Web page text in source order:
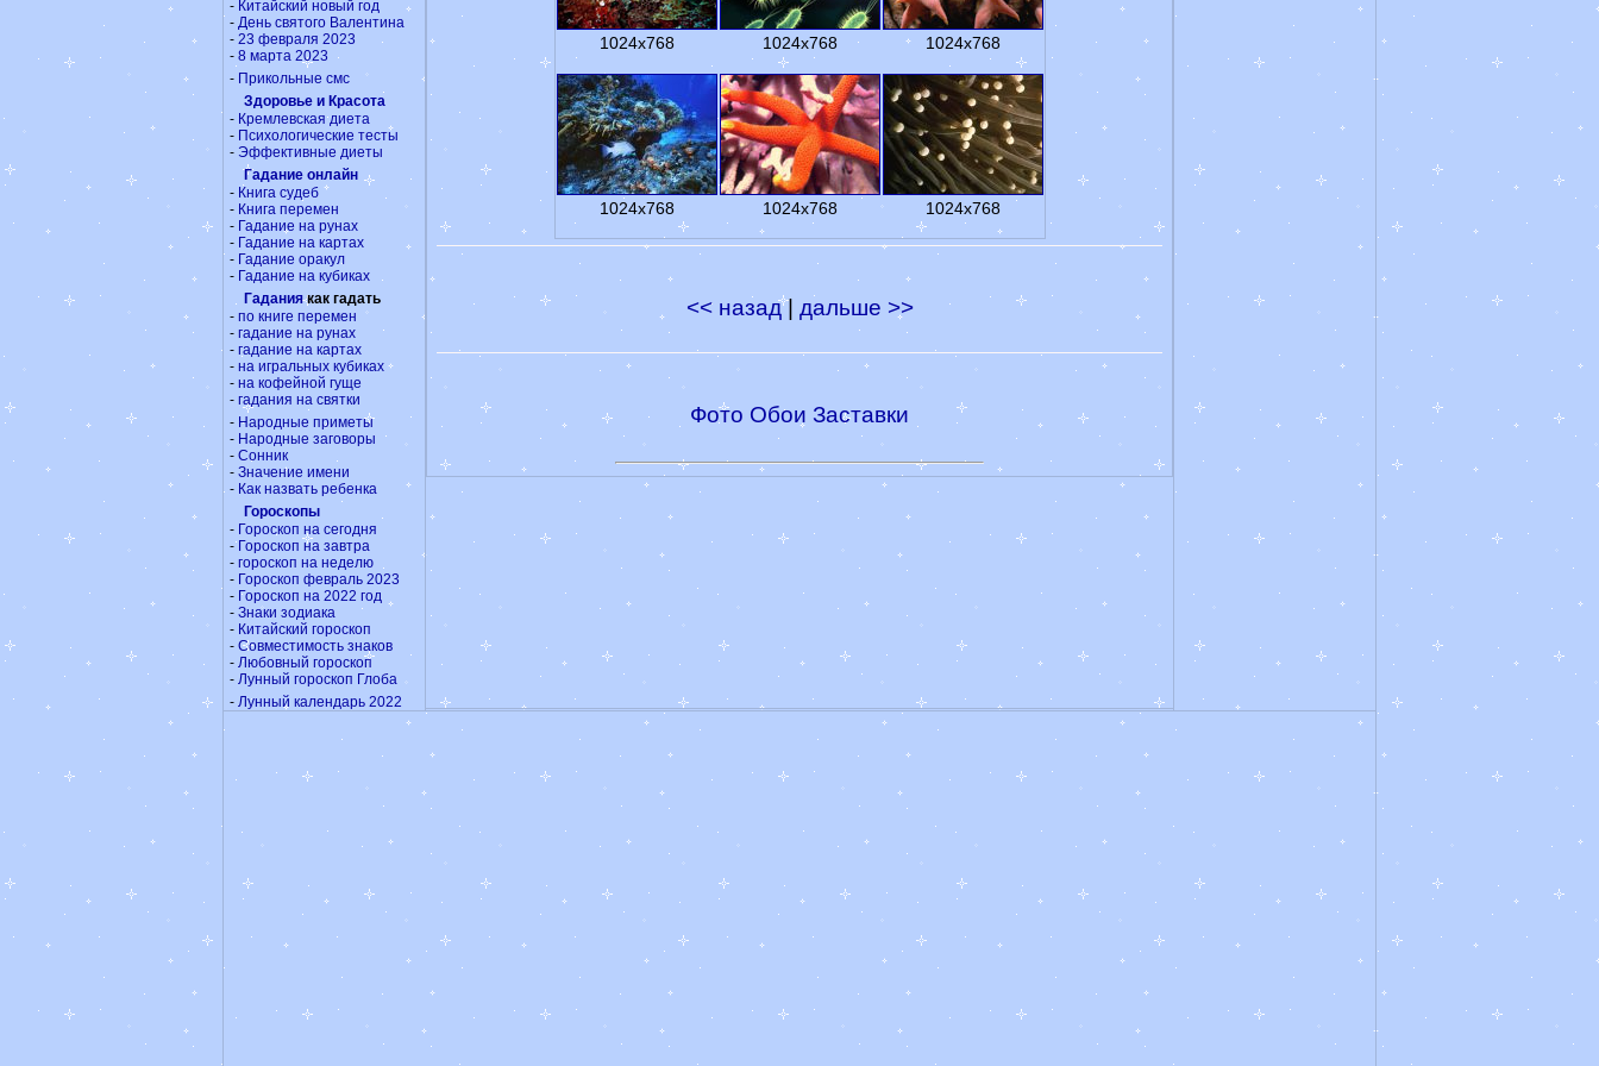
- Китайский новый год
- День святого Валентина
- 23 февраля 2023
- 8 марта 2023
- Прикольные смс
Здоровье и Красота
- Кремлевская диета
- Психологические тесты
- Эффективные диеты
Гадание онлайн
- Книга судеб
- Книга перемен
- Гадание на рунах
- Гадание на картах
- Гадание оракул
- Гадание на кубиках
Гаданиякак гадать
- по книге перемен
- гадание на рунах
- гадание на картах
- на игральных кубиках
- на кофейной гуще
- гадания на святки
- Народные приметы
- Народные заговоры
- Сонник
- Значение имени
- Как назвать ребенка
Гороскопы
- Гороскоп на сегодня
- Гороскоп на завтра
- гороскоп на неделю
- Гороскоп февраль 2023
- Гороскоп на 2022 год
- Знаки зодиака
- Китайский гороскоп
- Совместимость знаков
- Любовный гороскоп
- Лунный гороскоп Глоба
- Лунный календарь 2022
1024x768 1024x768 1024x768
1024x768 1024x768 1024x768
<< назад| дальше >>
Фото Обои Заставки